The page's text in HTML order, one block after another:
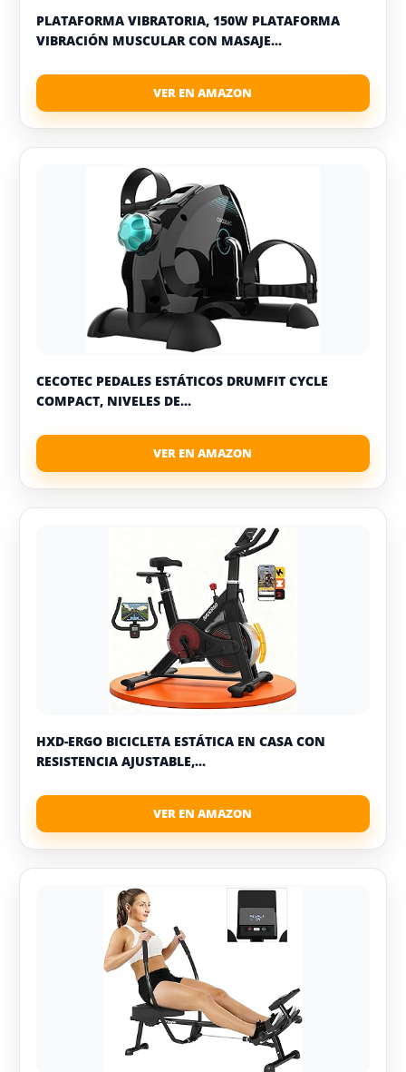
PLATAFORMA VIBRATORIA, 150W PLATAFORMA
VIBRACIÓN MUSCULAR CON MASAJE...
CECOTEC PEDALES ESTÁTICOS DRUMFIT CYCLE
COMPACT, NIVELES DE...
HXD-ERGO BICICLETA ESTÁTICA EN CASA CON
RESISTENCIA AJUSTABLE,...